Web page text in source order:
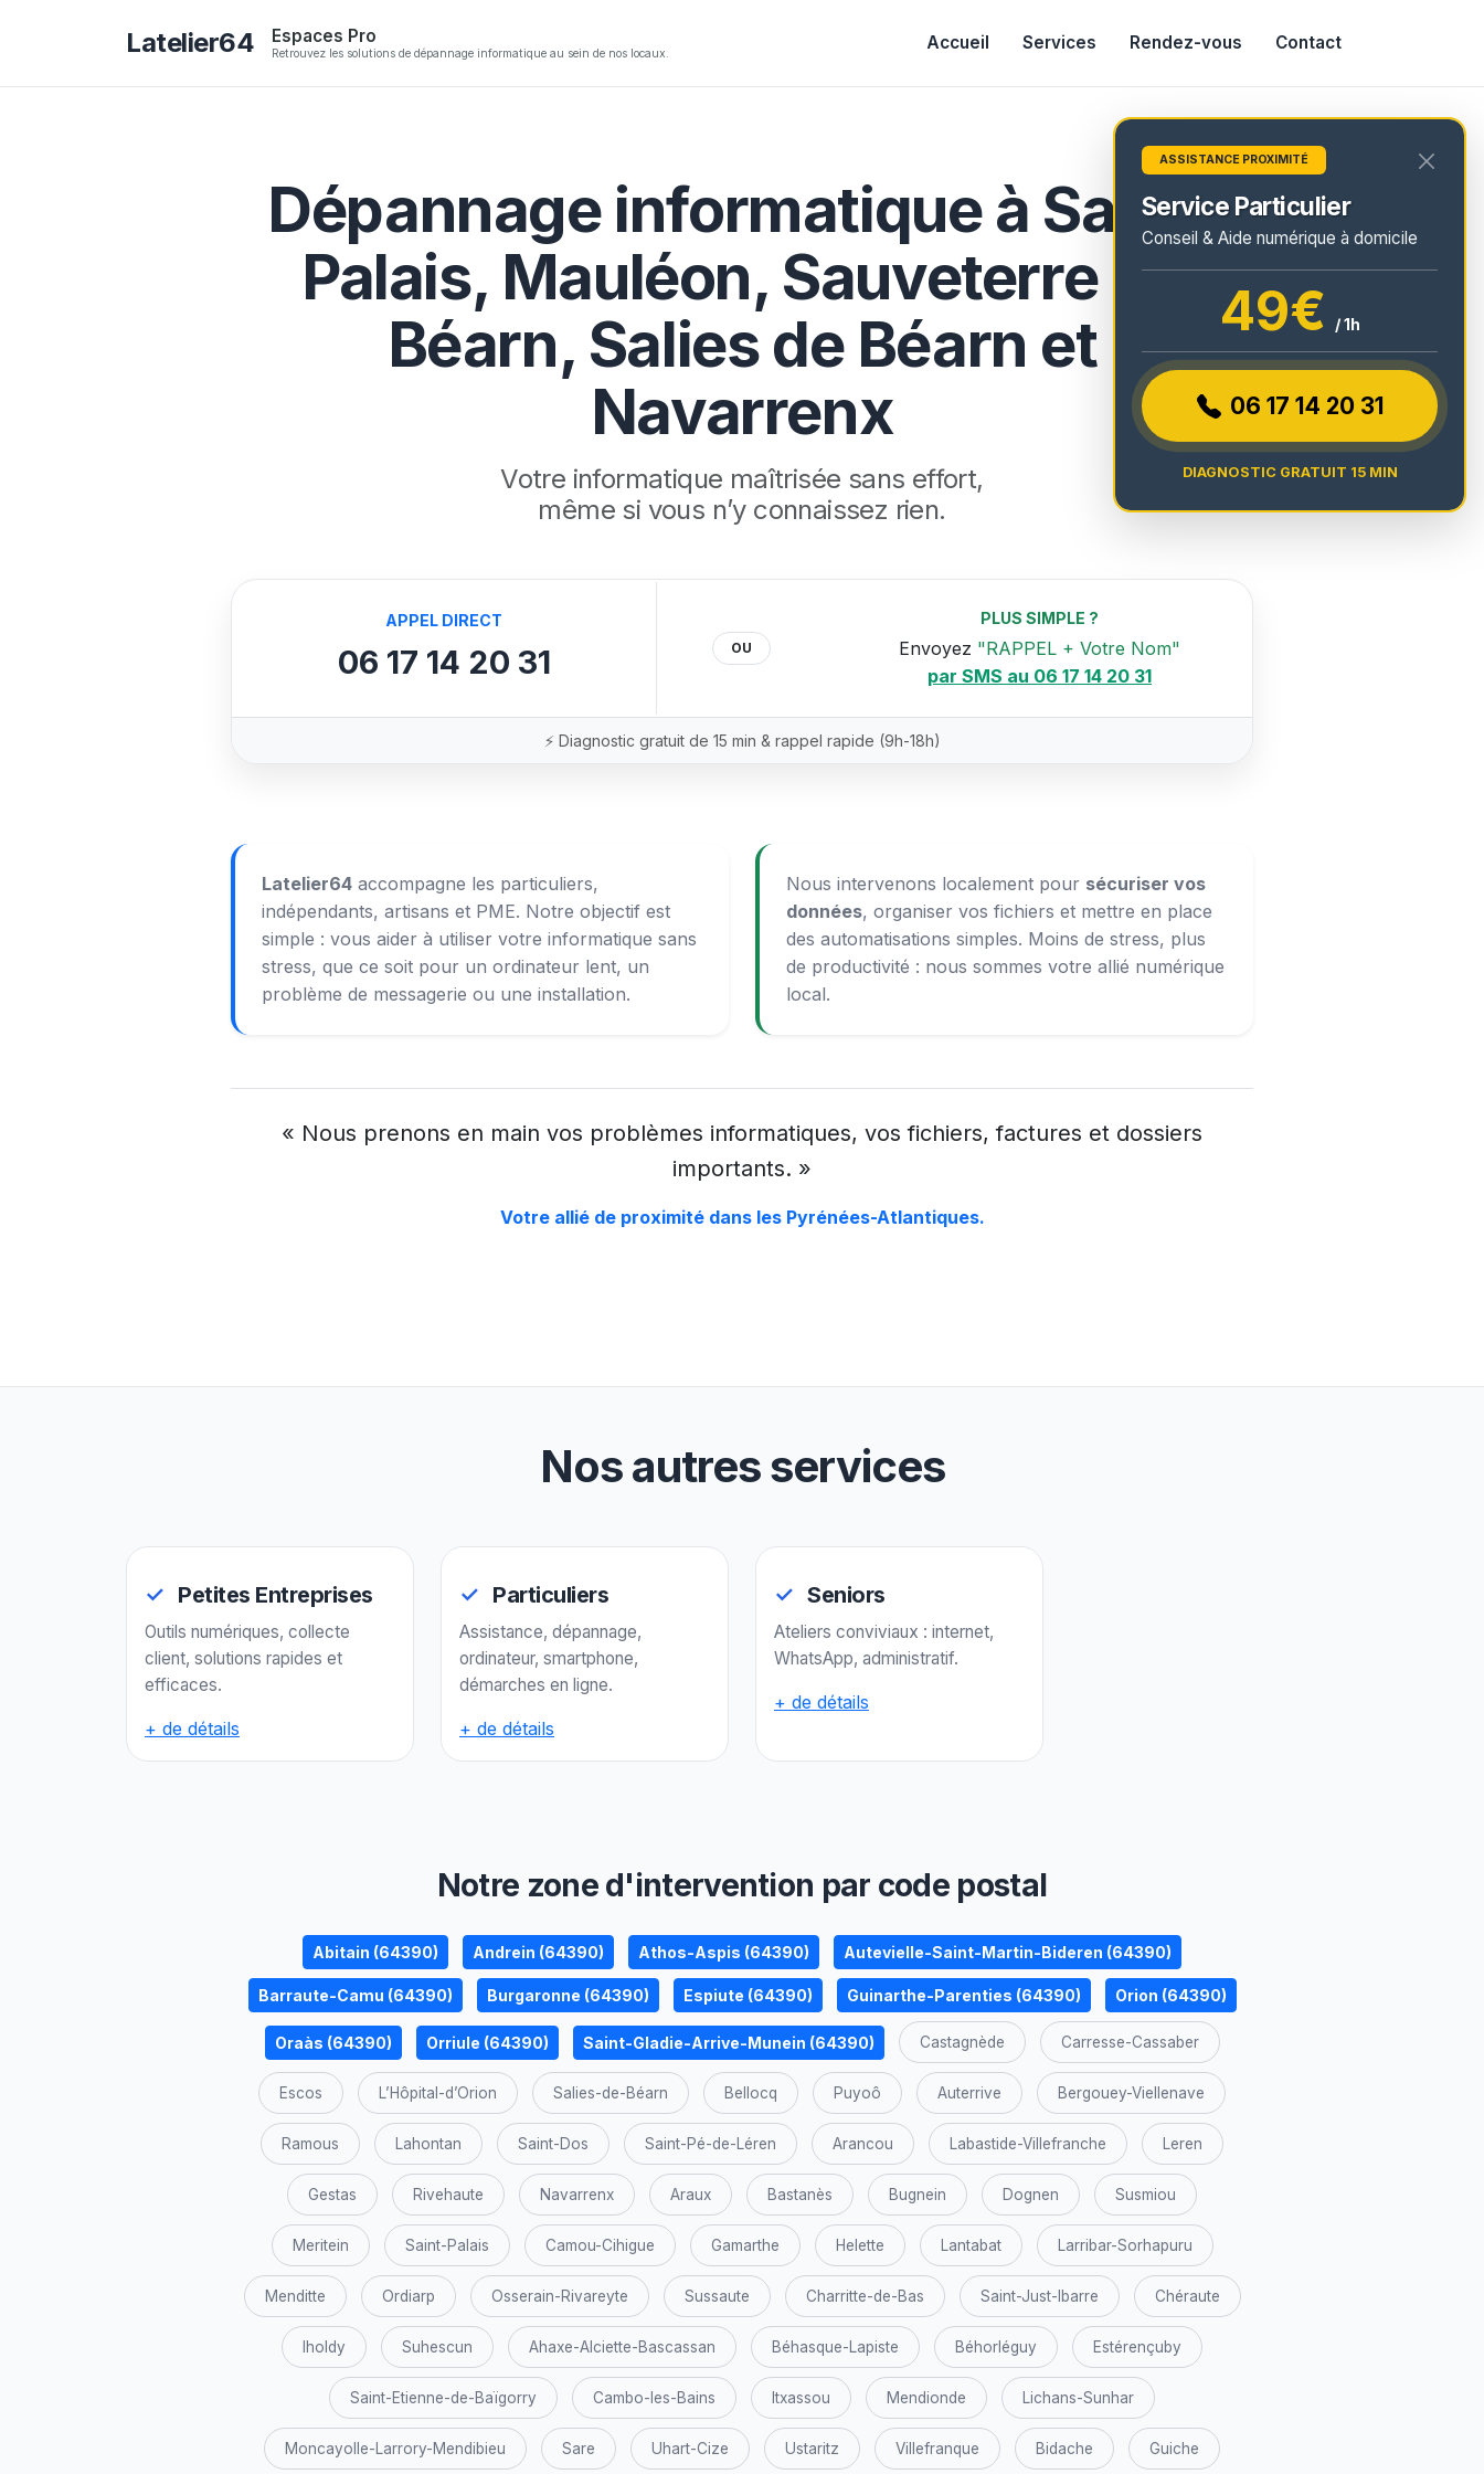
ASSISTANCE PROXIMITÉ
Service Particulier
Conseil & Aide numérique à domicile
49€ / 1h
06 17 14 20 31
DIAGNOSTIC GRATUIT 15 MIN
Latelier64 Espaces Pro
Retrouvez les solutions de dépannage informatique au sein de nos locaux. Accueil Services Rendez-vous Contact
Dépannage informatique à Saint-
Palais, Mauléon, Sauveterre de
Béarn, Salies de Béarn et
Navarrenx
Votre informatique maîtrisée sans effort,
même si vous n’y connaissez rien.
APPEL DIRECT
06 17 14 20 31 OU
PLUS SIMPLE ?
Envoyez "RAPPEL + Votre Nom"
par SMS au 06 17 14 20 31
⚡ Diagnostic gratuit de 15 min & rappel rapide (9h-18h)
Latelier64 accompagne les particuliers,
indépendants, artisans et PME. Notre objectif est
simple : vous aider à utiliser votre informatique sans
stress, que ce soit pour un ordinateur lent, un
problème de messagerie ou une installation.
Nous intervenons localement pour sécuriser vos
données, organiser vos fichiers et mettre en place
des automatisations simples. Moins de stress, plus
de productivité : nous sommes votre allié numérique
local.
« Nous prenons en main vos problèmes informatiques, vos fichiers, factures et dossiers
importants. »
Votre allié de proximité dans les Pyrénées-Atlantiques.
Nos autres services
Petites Entreprises
Outils numériques, collecte
client, solutions rapides et
efficaces.
+ de détails
Particuliers
Assistance, dépannage,
ordinateur, smartphone,
démarches en ligne.
+ de détails
Seniors
Ateliers conviviaux : internet,
WhatsApp, administratif.
+ de détails
Notre zone d'intervention par code postal
Abitain (64390) Andrein (64390) Athos-Aspis (64390) Autevielle-Saint-Martin-Bideren (64390)
Barraute-Camu (64390) Burgaronne (64390) Espiute (64390) Guinarthe-Parenties (64390) Orion (64390)
Oraàs (64390) Orriule (64390) Saint-Gladie-Arrive-Munein (64390) Castagnède Carresse-Cassaber
Escos L’Hôpital-d’Orion Salies-de-Béarn Bellocq Puyoô Auterrive Bergouey-Viellenave
Ramous Lahontan Saint-Dos Saint-Pé-de-Léren Arancou Labastide-Villefranche Leren
Gestas Rivehaute Navarrenx Araux Bastanès Bugnein Dognen Susmiou
Meritein Saint-Palais Camou-Cihigue Gamarthe Helette Lantabat Larribar-Sorhapuru
Menditte Ordiarp Osserain-Rivareyte Sussaute Charritte-de-Bas Saint-Just-Ibarre Chéraute
Iholdy Suhescun Ahaxe-Alciette-Bascassan Béhasque-Lapiste Béhorléguy Estérençuby
Saint-Etienne-de-Baïgorry Cambo-les-Bains Itxassou Mendionde Lichans-Sunhar
Moncayolle-Larrory-Mendibieu Sare Uhart-Cize Ustaritz Villefranque Bidache Guiche